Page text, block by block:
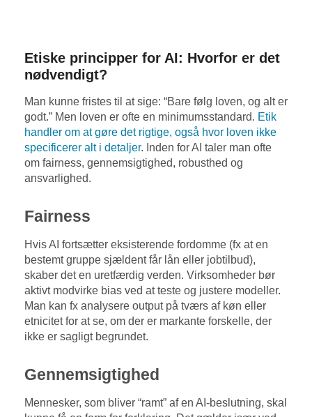
Etiske principper for AI: Hvorfor er det
nødvendigt?
Man kunne fristes til at sige: “Bare følg loven, og alt er
godt.” Men loven er ofte en minimumsstandard. Etik
handler om at gøre det rigtige, også hvor loven ikke
specificerer alt i detaljer. Inden for AI taler man ofte
om fairness, gennemsigtighed, robusthed og
ansvarlighed.
Fairness
Hvis AI fortsætter eksisterende fordomme (fx at en
bestemt gruppe sjældent får lån eller jobtilbud),
skaber det en uretfærdig verden. Virksomheder bør
aktivt modvirke bias ved at teste og justere modeller.
Man kan fx analysere output på tværs af køn eller
etnicitet for at se, om der er markante forskelle, der
ikke er sagligt begrundet.
Gennemsigtighed
Mennesker, som bliver “ramt” af en AI-beslutning, skal